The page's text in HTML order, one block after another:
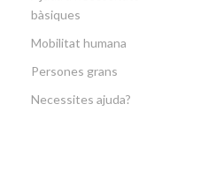
bàsiques
Mobilitat humana
Persones grans
Necessites ajuda?